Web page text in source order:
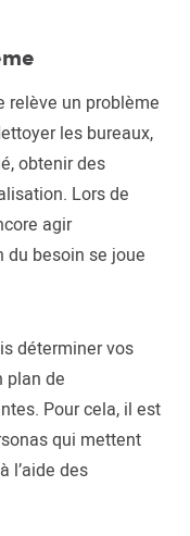
relève un problème
les bureaux,
obtenir des
Lors de
agir
du besoin se joue
déterminer vos
plan de
Pour cela, il est
qui mettent
l’aide des